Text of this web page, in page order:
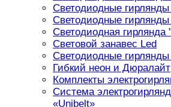
Светодиодные
Светодиодные гирлянды
Светодиодная гирлянда
Световой занавес Led
Светодиодные
Гибкий неон и Дюралайт
Комплекты
Система
«Unibelt»